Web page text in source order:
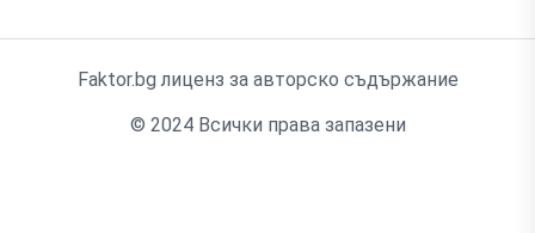
Faktor.bg лиценз за авторско съдържание
© 2024 Всички права запазени